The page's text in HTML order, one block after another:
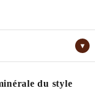
▾
du style